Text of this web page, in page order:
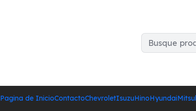
Pagina de InicioContactoChevroletIsuzuHinoHyundai